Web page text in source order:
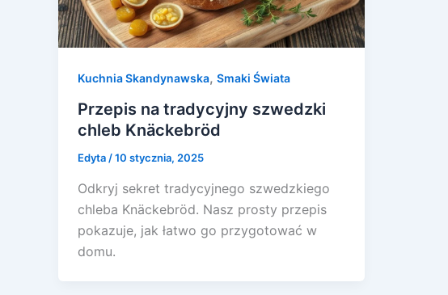
Kuchnia Skandynawska, Smaki Świata
Przepis na tradycyjny szwedzki
chleb Knäckebröd
Edyta /10 stycznia, 2025
Odkryj sekret tradycyjnego szwedzkiego
chleba Knäckebröd. Nasz prosty przepis
pokazuje, jak łatwo go przygotować w
domu.